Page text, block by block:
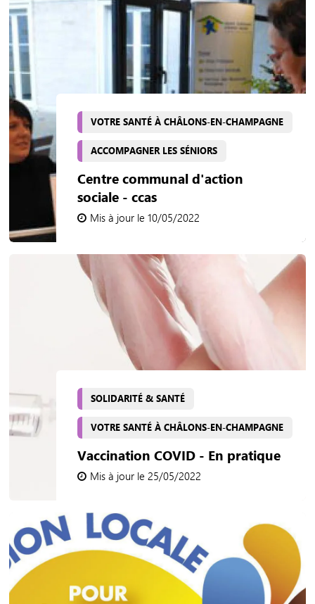
VOTRE SANTÉ À CHÂLONS-EN-CHAMPAGNE
ACCOMPAGNER LES SÉNIORS
Centre communal d'action
sociale - ccas
Mis à jour le 10/05/2022
SOLIDARITÉ & SANTÉ
VOTRE SANTÉ À CHÂLONS-EN-CHAMPAGNE
Vaccination COVID - En pratique
Mis à jour le 25/05/2022